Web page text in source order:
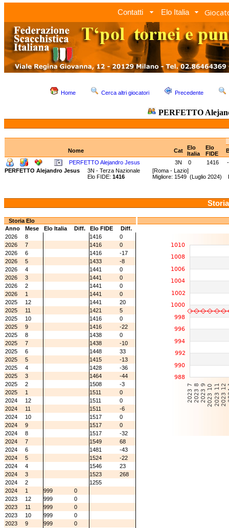
Contatti Elo Italia
Home Cerca altri giocatori Precedente
PERFETTO
Nome Cat
Elo
Italia
Elo
FIDE
PERFETTO Alejandro Jesus
3N 0 1416
-
PERFETTO Alejandro Jesus
3N - Terza Nazionale [Roma - Lazio]
Elo FIDE: 1416 Migliore: 1549 (Luglio 2024)
Storia Elo
Anno
Mese Elo Italia Diff. Elo FIDE
Diff.
2026
8 1416
0
2026
7 1416
0
2026
6 1416
-17
2026
5 1433
-8
2026
4 1441
0
2026
3 1441
0
2026
2 1441
0
2026
1 1441
0
2025
12 1441
20
2025
11 1421
5
2025
10 1416
0
2025
9 1416
-22
2025
8 1438
0
2025
7 1438
-10
2025
6 1448
33
2025
5 1415
-13
2025
4 1428
-36
2025
3 1464
-44
2025
2 1508
-3
2025
1 1511
0
2024
12 1511
0
2024
11 1511
-6
2024
10 1517
0
2024
9 1517
0
2024
8 1517
-32
2024
7 1549
68
2024
6 1481
-43
2024
5 1524
-22
2024
4 1546
23
2024
3 1523
268
2024
2
1255
2024
1 999
0
2023
12 999
0
2023
11 999
0
2023
10 999
0
2023
9 999
0